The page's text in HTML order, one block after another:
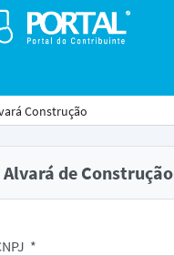
Construção
de Construção
*